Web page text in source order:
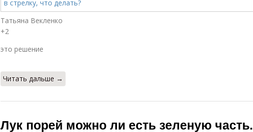
Татьяна Векленко
+2
это решение
Читать дальше →
Лук порей можно ли есть зеленую часть.